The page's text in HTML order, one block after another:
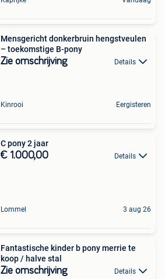
Mensgericht donkerbruin hengstveulen
– toekomstige B-pony
Zie omschrijving Details
Kinrooi Eergisteren
C pony 2 jaar
€ 1.000,00 Details
Lommel 3 aug 26
Fantastische kinder b pony merrie te
koop / halve stal
Zie omschrijving Details